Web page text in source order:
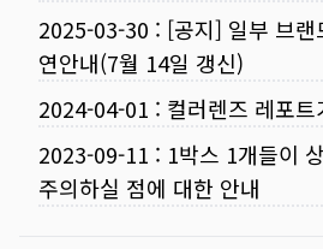
2025-03-30 : [공지] 일부 브랜
연안내(7월 14일 갱신)
2024-04-01 : 컬러렌즈 레포
2023-09-11 : 1박스 1개들이
주의하실 점에 대한 안내